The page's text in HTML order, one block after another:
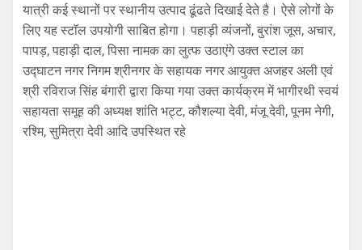
यात्री कई स्थानों पर स्थानीय उत्पाद ढूंढते दिखाई देते है। ऐसे लोगों के
लिए यह स्टाॅल उपयोगी साबित होगा। पहाड़ी व्यंजनों, बुरांश जूस, अचार,
पापड़, पहाड़ी दाल, पिसा नामक का लुत्फ उठाएंगे उक्त स्टाल का
उद्घाटन नगर निगम श्रीनगर के सहायक नगर आयुक्त अजहर अली एवं
श्री रविराज सिंह बंगारी द्वारा किया गया उक्त कार्यक्रम में भागीरथी स्वयं
सहायता समूह की अध्यक्ष शांति भट्ट, कौशल्या देवी, मंजू देवी, पूनम नेगी,
रश्मि, सुमित्रा देवी आदि उपस्थित रहे